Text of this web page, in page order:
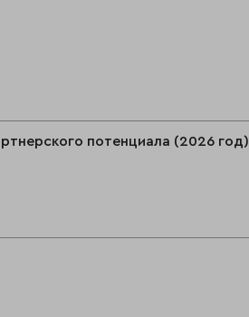
потенциала (2026 год)